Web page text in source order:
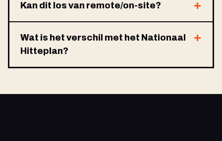
Kan dit los van remote/on-site?
Wat is het verschil met het Nationaal
Hitteplan?